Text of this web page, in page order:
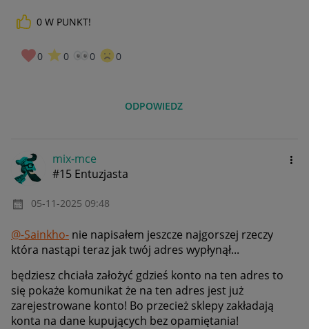
0 W PUNKT!
0 0 0 0
ODPOWIEDZ
mix-mce
#15 Entuzjasta
‎05-11-2025 09:48
@-Sainkho- nie napisałem jeszcze najgorszej rzeczy
która nastąpi teraz jak twój adres wypłynął...
będziesz chciała założyć gdzieś konto na ten adres to
się pokaże komunikat że na ten adres jest już
zarejestrowane konto! Bo przecież sklepy zakładają
konta na dane kupujących bez opamiętania!